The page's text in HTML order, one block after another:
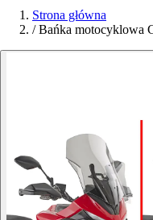
Strona główna
/ Bańka motocyklowa